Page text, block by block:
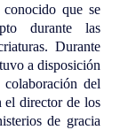
conocido que se
durante las
Durante
a disposición
del
el director de los
de gracia